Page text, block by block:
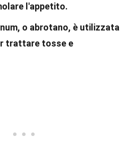
l'appetito.
o abrotano, è utilizzata
trattare tosse e